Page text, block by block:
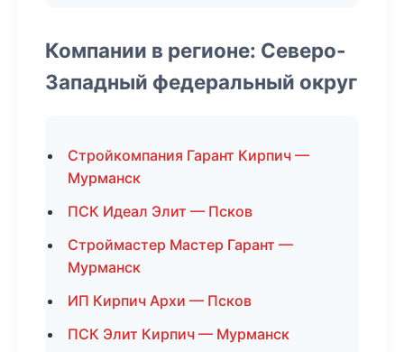
Компании в регионе: Северо-
Западный федеральный округ
Стройкомпания Гарант Кирпич —
Мурманск
ПСК Идеал Элит — Псков
Строймастер Мастер Гарант —
Мурманск
ИП Кирпич Архи — Псков
ПСК Элит Кирпич — Мурманск